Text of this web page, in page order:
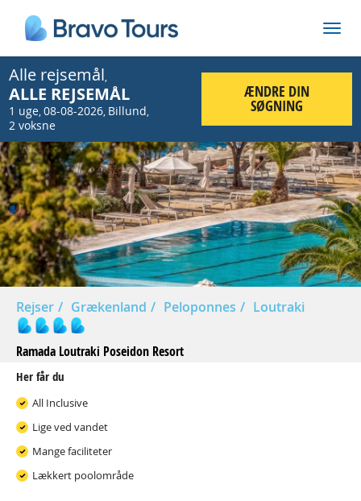
Alle rejsemål,
ALLE REJSEMÅL
1 uge,08-08-2026, Billund,
2 voksne
ÆNDRE DIN
SØGNING
Prev
Rejser Grækenland Peloponnes Loutraki
Ramada Loutraki Poseidon Resort
Her får du
All Inclusive
Lige ved vandet
Mange faciliteter
Lækkert poolområde